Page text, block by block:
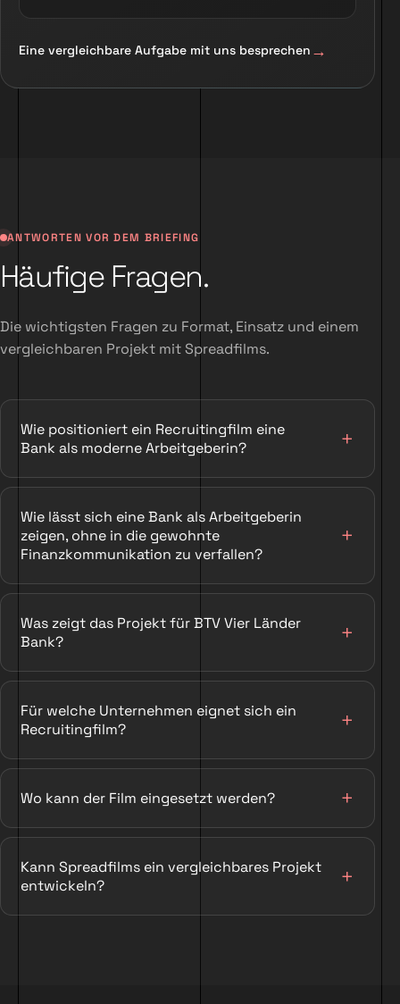
Eine vergleichbare Aufgabe mit uns besprechen
ANTWORTEN VOR DEM BRIEFING
Häufige Fragen.
Die wichtigsten Fragen zu Format, Einsatz und einem
vergleichbaren Projekt mit Spreadfilms.
Wie positioniert ein Recruitingfilm eine
Bank als moderne Arbeitgeberin?
Wie lässt sich eine Bank als Arbeitgeberin
zeigen, ohne in die gewohnte
Finanzkommunikation zu verfallen?
Was zeigt das Projekt für BTV Vier Länder
Bank?
Für welche Unternehmen eignet sich ein
Recruitingfilm?
Wo kann der Film eingesetzt werden?
Kann Spreadfilms ein vergleichbares Projekt
entwickeln?